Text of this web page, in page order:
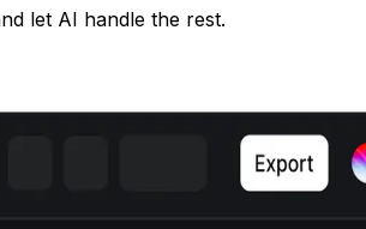
let AI handle the rest.